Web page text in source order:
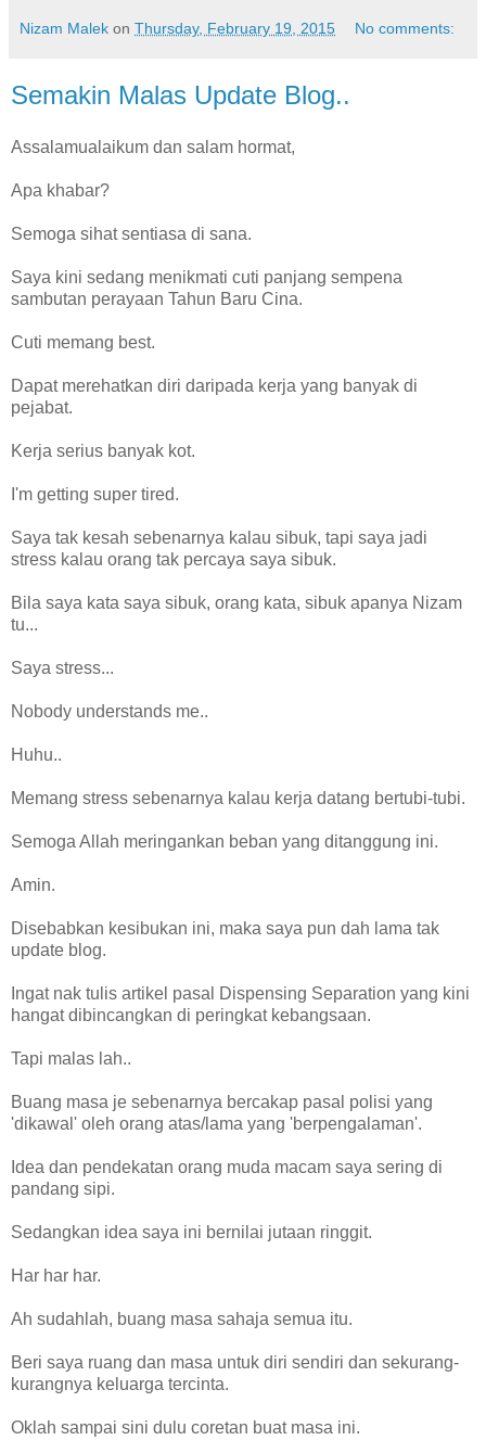
Nizam Malek on Thursday, February 19, 2015 No comments:
Semakin Malas Update Blog..
Assalamualaikum dan salam hormat,
Apa khabar?
Semoga sihat sentiasa di sana.
Saya kini sedang menikmati cuti panjang sempena
sambutan perayaan Tahun Baru Cina.
Cuti memang best.
Dapat merehatkan diri daripada kerja yang banyak di
pejabat.
Kerja serius banyak kot.
I'm getting super tired.
Saya tak kesah sebenarnya kalau sibuk, tapi saya jadi
stress kalau orang tak percaya saya sibuk.
Bila saya kata saya sibuk, orang kata, sibuk apanya Nizam
tu...
Saya stress...
Nobody understands me..
Huhu..
Memang stress sebenarnya kalau kerja datang bertubi-tubi.
Semoga Allah meringankan beban yang ditanggung ini.
Amin.
Disebabkan kesibukan ini, maka saya pun dah lama tak
update blog.
Ingat nak tulis artikel pasal Dispensing Separation yang kini
hangat dibincangkan di peringkat kebangsaan.
Tapi malas lah..
Buang masa je sebenarnya bercakap pasal polisi yang
'dikawal' oleh orang atas/lama yang 'berpengalaman'.
Idea dan pendekatan orang muda macam saya sering di
pandang sipi.
Sedangkan idea saya ini bernilai jutaan ringgit.
Har har har.
Ah sudahlah, buang masa sahaja semua itu.
Beri saya ruang dan masa untuk diri sendiri dan sekurang-
kurangnya keluarga tercinta.
Oklah sampai sini dulu coretan buat masa ini.